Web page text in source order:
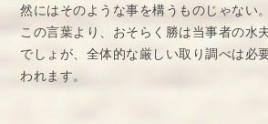
然にはそのような事を構うものじゃない。
この言葉より、おそらく勝は当事者の水
でしょが、全体的な厳しい取り調べは必
われます。